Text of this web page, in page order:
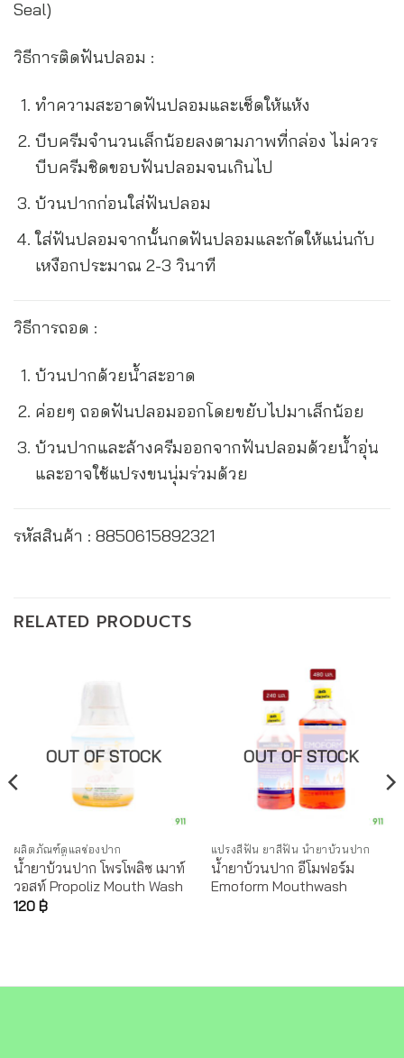
Seal)
วิธีการติดฟันปลอม :
ทำความสะอาดฟันปลอมและเช็ดให้แห้ง
บีบครีมจำนวนเล็กน้อยลงตามภาพที่กล่อง ไม่ควร
บีบครีมชิดขอบฟันปลอมจนเกินไป
บ้วนปากก่อนใส่ฟันปลอม
ใส่ฟันปลอมจากนั้นกดฟันปลอมและกัดให้แน่นกับ
เหงือกประมาณ 2-3 วินาที
วิธีการถอด :
บ้วนปากด้วยน้ำสะอาด
ค่อยๆ ถอดฟันปลอมออกโดยขยับไปมาเล็กน้อย
บ้วนปากและล้างครีมออกจากฟันปลอมด้วยน้ำอุ่น
และอาจใช้แปรงขนนุ่มร่วมด้วย
รหัสสินค้า : 8850615892321
RELATED PRODUCTS
OUT OF STOCK
ผลิตภัณฑ์ดูแลช่องปาก
น้ำยาบ้วนปาก โพรโพลิซ เมาท์
วอสท์ Propoliz Mouth Wash
120 ฿
OUT OF STOCK
แปรงสีฟัน ยาสีฟัน น้ำยาบ้วนปาก
น้ำยาบ้วนปาก อีโมฟอร์ม
Emoform Mouthwash